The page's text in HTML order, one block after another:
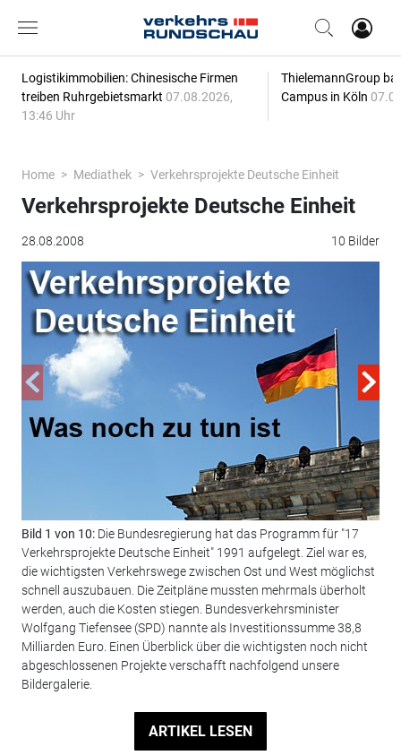
Logistikimmobilien: Chinesische Firmen
treiben Ruhrgebietsmarkt 07.08.2026,
13:46 Uhr
ThielemannGroup
Campus in Köln
Home Mediathek Verkehrsprojekte Deutsche Einheit
28.08.2008 10 Bilder
Verkehrsprojekte Deutsche Einheit
Bild 1 von 10: Die Bundesregierung hat das Programm für "17
Verkehrsprojekte Deutsche Einheit" 1991 aufgelegt. Ziel war es,
die wichtigsten Verkehrswege zwischen Ost und West möglichst
schnell auszubauen. Die Zeitpläne mussten mehrmals überholt
werden, auch die Kosten stiegen. Bundesverkehrsminister
Wolfgang Tiefensee (SPD) nannte als Investitionssumme 38,8
Milliarden Euro. Einen Überblick über die wichtigsten noch nicht
abgeschlossenen Projekte verschafft nachfolgend unsere
Bildergalerie.
ARTIKEL LESEN